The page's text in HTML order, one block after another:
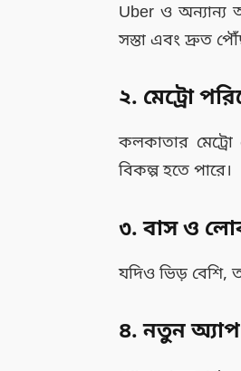
Uber ও অন্যান্য
সস্তা এবং দ্রুত
২. মেট্রো
কলকাতার
বিকল্প হতে পারে।
৩. বাস ও
যদিও ভিড় বেশি,
৪. নতুন